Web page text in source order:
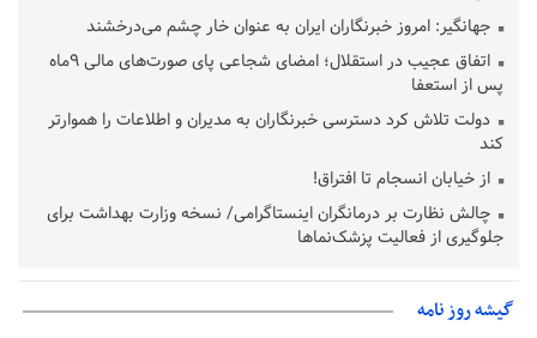
جهانگیر: امروز خبرنگاران ایران به عنوان خار چشم می‌درخشند
اتفاق عجیب در استقلال؛ امضای شجاعی پای صورت‌های مالی ٩ماه
پس از استعفا
دولت تلاش کرد دسترسی خبرنگاران به مدیران و اطلاعات را هموارتر
کند
از خیابان انسجام تا افتراق!
چالش نظارت بر درمانگران اینستاگرامی/ نسخه وزارت بهداشت برای
جلوگیری از فعالیت پزشک‌نماها
پشتیبانی از زنجیره ارزش بادام زمینی در اولویت سیاست‌های
گیشه روز نامه